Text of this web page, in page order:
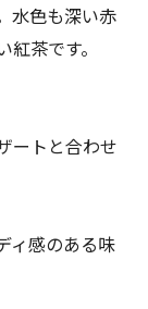
水色も深い赤
茶です。
ートと合わせ
ィ感のある味